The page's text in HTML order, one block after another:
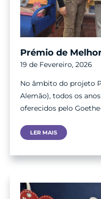
Prémio de
19 de Fevereiro, 2026
No âmbito do projeto
Alemão), todos os
oferecidos pelo
Prémio
De
Melhor
Alemão
LER MAIS